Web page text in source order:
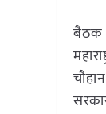
बैठक